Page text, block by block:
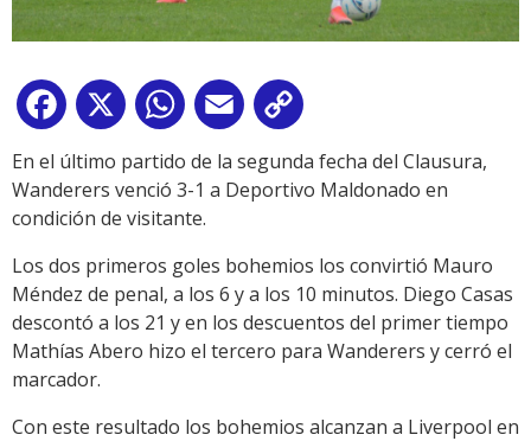
Facebook
X WhatsApp
Email
Link
En el último partido de la segunda fecha del Clausura,
Wanderers venció 3-1 a Deportivo Maldonado en
condición de visitante.
Los dos primeros goles bohemios los convirtió Mauro
Méndez de penal, a los 6 y a los 10 minutos. Diego Casas
descontó a los 21 y en los descuentos del primer tiempo
Mathías Abero hizo el tercero para Wanderers y cerró el
marcador.
Con este resultado los bohemios alcanzan a Liverpool en